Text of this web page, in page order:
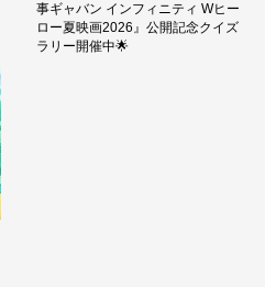
事ギャバン インフィニティ Wヒー
ロー夏映画2026』公開記念クイズ
ラリー開催中🌟